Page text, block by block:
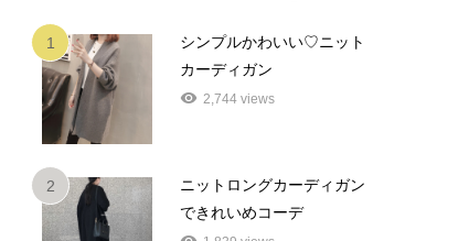
1
シンプルかわいい♡ニット
カーディガン
2,744 views
2
ニットロングカーディガン
できれいめコーデ